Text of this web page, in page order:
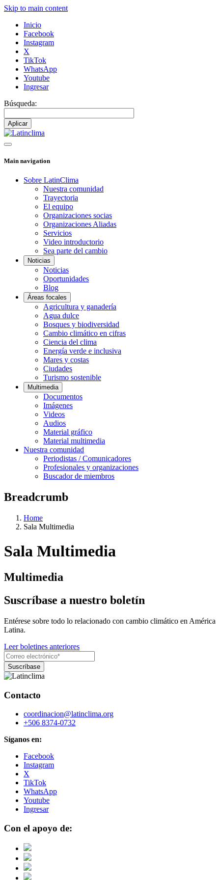
Skip to main content
Inicio
Facebook
Instagram
X
TikTok
WhatsApp
Youtube
Ingresar
Búsqueda:
Main navigation
Sobre LatinClima
Nuestra comunidad
Trayectoria
El equipo
Organizaciones socias
Organizaciones Aliadas
Servicios
Video introductorio
Sea parte del cambio
Noticias
Noticias
Oportunidades
Blog
Áreas focales
Agricultura y ganadería
Agua dulce
Bosques y biodiversidad
Cambio climático en cifras
Ciencia del clima
Energía verde e inclusiva
Mares y costas
Ciudades
Turismo sostenible
Multimedia
Documentos
Imágenes
Videos
Audios
Material gráfico
Material multimedia
Nuestra comunidad
Periodistas / Comunicadores
Profesionales y organizaciones
Buscador de miembros
Breadcrumb
Home
Sala Multimedia
Sala Multimedia
Multimedia
Suscríbase a nuestro boletín
Entérese sobre todo lo relacionado con cambio climático en América
Latina.
Leer boletines anteriores
Contacto
coordinacion@latinclima.org
+506 8374-0732
Síganos en:
Facebook
Instagram
X
TikTok
WhatsApp
Youtube
Ingresar
Con el apoyo de: